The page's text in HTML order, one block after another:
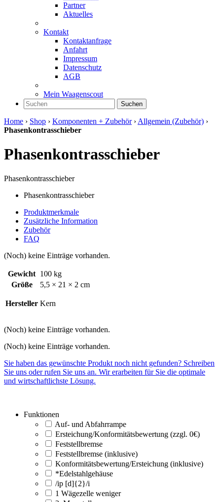
Partner
Aktuelles
Kontakt
Kontaktanfrage
Anfahrt
Impressum
Datenschutz
AGB
Mein Waagenscout
Suchen
Home › Shop › Komponenten + Zubehör› Allgemein (Zubehör) ›
Phasenkontrasschieber
Phasenkontrasschieber
Phasenkontrasschieber
Phasenkontrasschieber
Produktmerkmale
Zusätzliche Information
Zubehör
FAQ
(Noch) keine Einträge vorhanden.
Gewicht 100 kg
Größe
5,5 × 21 × 2 cm
Hersteller Kern
(Noch) keine Einträge vorhanden.
(Noch) keine Einträge vorhanden.
Sie haben das gewünschte Produkt noch nicht gefunden? Schreiben
Sie uns oder rufen Sie uns an. Wir erarbeiten für Sie die optimale
und wirtschaftlichste Lösung.
Funktionen
Auf- und Abfahrrampe
Ersteichung/Konformitätsbewertung (zzgl. 0€)
Feststellbremse
Feststellbremse (inklusive)
Konformitätsbewertung/Ersteichung (inklusive)
*Edelstahlgehäuse
/ip [d]{2}/i
1 Wägezelle weniger